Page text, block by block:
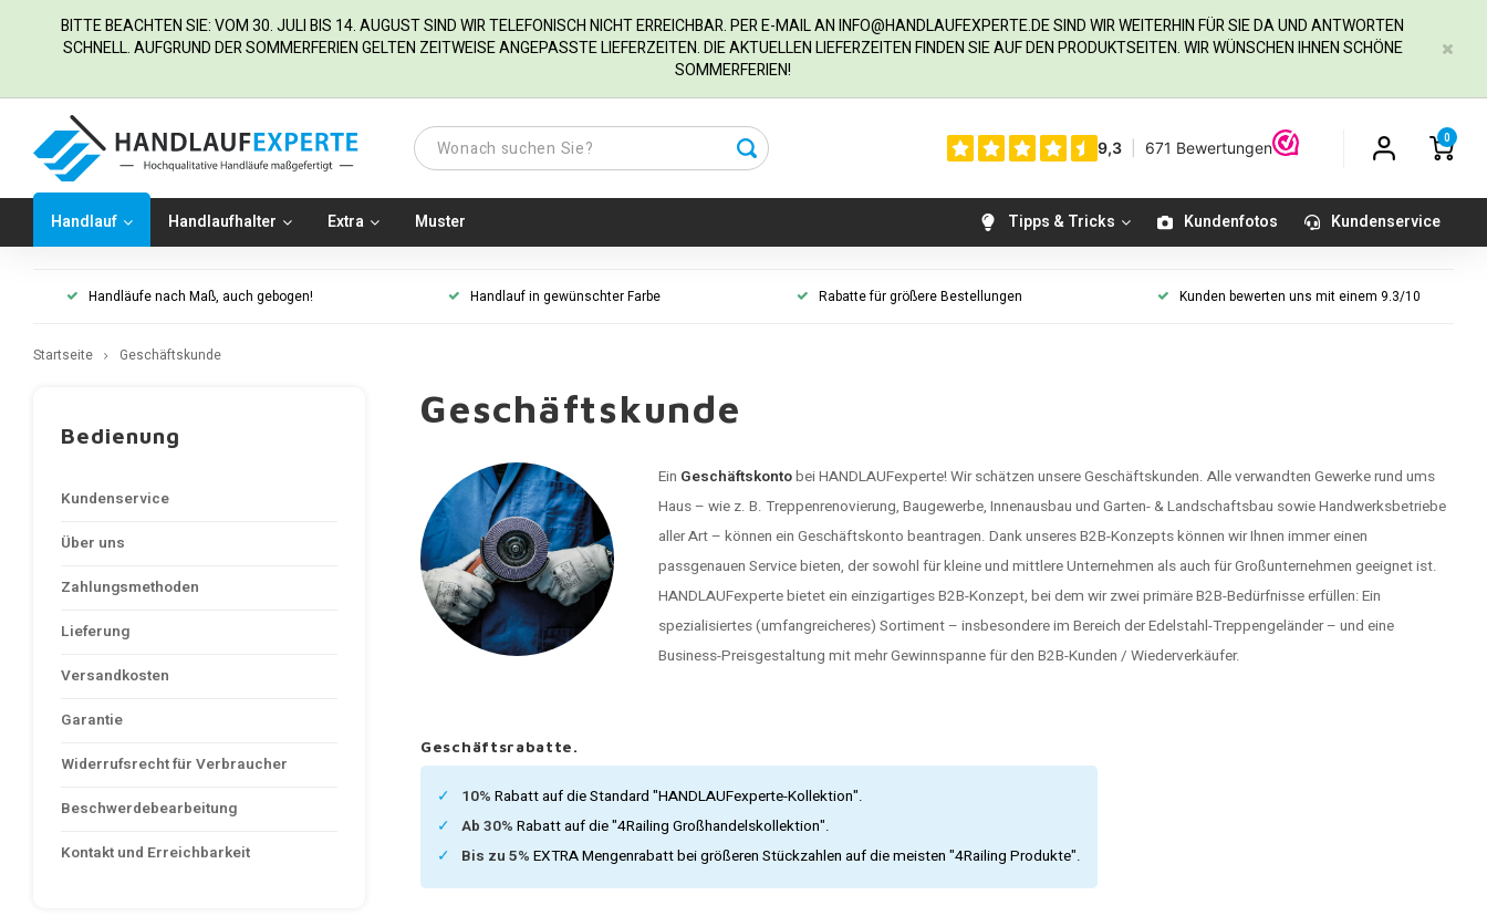
BITTE BEACHTEN SIE: VOM 30. JULI BIS 14. AUGUST SIND WIR TELEFONISCH NICHT ERREICHBAR. PER E-MAIL ANINFO@HANDLAUFEXPERTE.DESIND WIR WEITERHIN FÜR SIE DA UND ANTWORTEN
SCHNELL. AUFGRUND DER SOMMERFERIEN GELTEN ZEITWEISE ANGEPASSTE LIEFERZEITEN. DIE AKTUELLEN LIEFERZEITEN FINDEN SIE AUF DEN PRODUKTSEITEN. WIR WÜNSCHEN IHNEN SCHÖNE
SOMMERFERIEN!
0
Handlauf Handlaufhalter Extra Muster Tipps & Tricks Kundenfotos Kundenservice
Handläufe nach Maß, auch gebogen! Handlauf in gewünschter Farbe Rabatte für größere Bestellungen Kunden bewerten uns mit einem 9.3/10
Startseite Geschäftskunde
Bedienung
Kundenservice
Über uns
Zahlungsmethoden
Lieferung
Versandkosten
Garantie
Widerrufsrecht für Verbraucher
Beschwerdebearbeitung
Kontakt und Erreichbarkeit
Geschäftskunde
Ein Geschäftskontobei HANDLAUFexperte! Wir schätzen unsere Geschäftskunden. Alle verwandten Gewerke rund ums
Haus – wie z. B. Treppenrenovierung, Baugewerbe, Innenausbau und Garten- & Landschaftsbau sowie Handwerksbetriebe
aller Art – können ein Geschäftskonto beantragen. Dank unseres B2B-Konzepts können wir Ihnen immer einen
passgenauen Service bieten, der sowohl für kleine und mittlere Unternehmen als auch für Großunternehmen geeignet ist.
HANDLAUFexperte bietet ein einzigartiges B2B-Konzept, bei dem wir zwei primäre B2B-Bedürfnisse erfüllen: Ein
spezialisiertes (umfangreicheres) Sortiment – insbesondere im Bereich der Edelstahl-Treppengeländer – und eine
Business-Preisgestaltung mit mehr Gewinnspanne für den B2B-Kunden / Wiederverkäufer.
Geschäftsrabatte.
10% Rabatt auf die Standard "HANDLAUFexperte-Kollektion".
Ab 30% Rabatt auf die "4Railing Großhandelskollektion".
Bis zu 5% EXTRA Mengenrabatt bei größeren Stückzahlen auf die meisten "4Railing Produkte".